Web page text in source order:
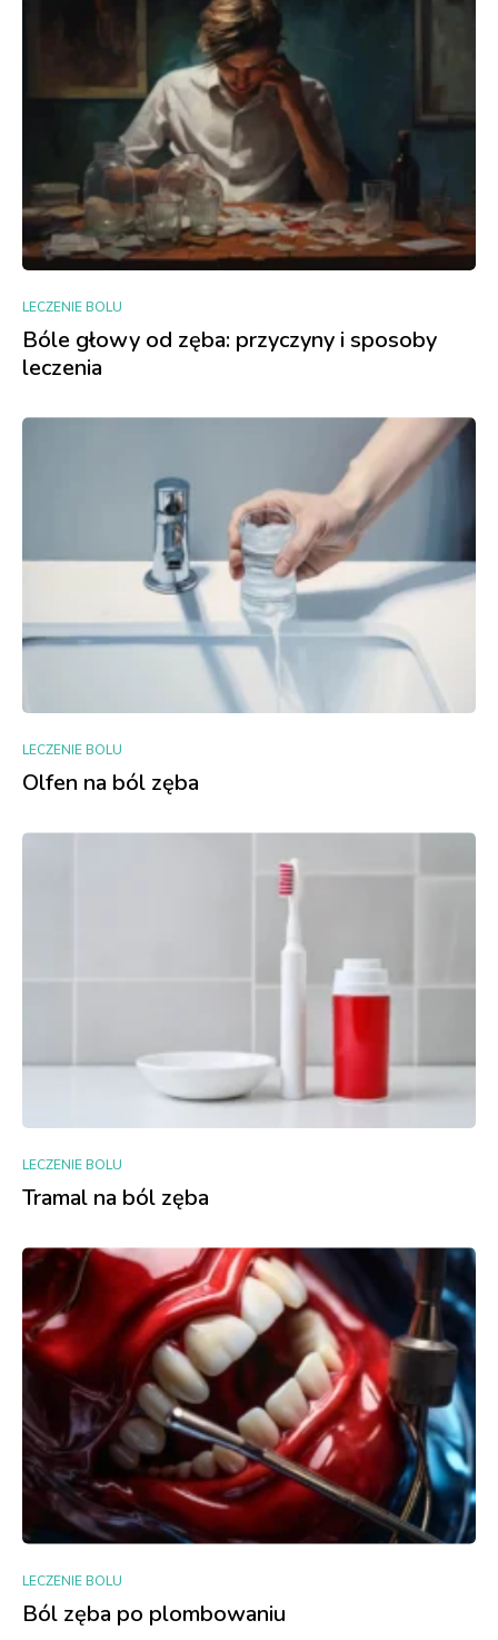
LECZENIE BOLU
Bóle głowy od zęba: przyczyny i sposoby
leczenia
LECZENIE BOLU
Olfen na ból zęba
LECZENIE BOLU
Tramal na ból zęba
LECZENIE BOLU
Ból zęba po plombowaniu